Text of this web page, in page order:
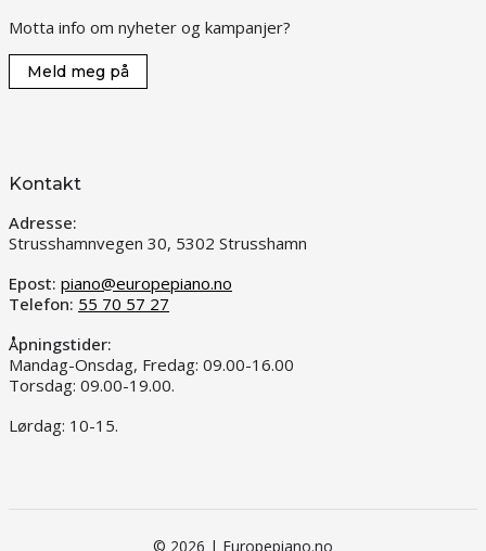
Motta info om nyheter og kampanjer?
Meld meg på
Kontakt
Adresse:
Strusshamnvegen 30, 5302 Strusshamn
Epost: piano@europepiano.no
Telefon: 55 70 57 27
Åpningstider:
Mandag-Onsdag, Fredag: 09.00-16.00
Torsdag: 09.00-19.00.
Lørdag: 10-15.
© 2026 | Europepiano.no